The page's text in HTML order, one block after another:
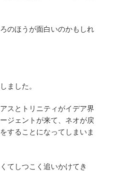
のほうが面白いのかもしれ
ました。
スとトリニティがイデア界
ジェントが来て、ネオが戻
することになってしまいま
てしつこく追いかけてき